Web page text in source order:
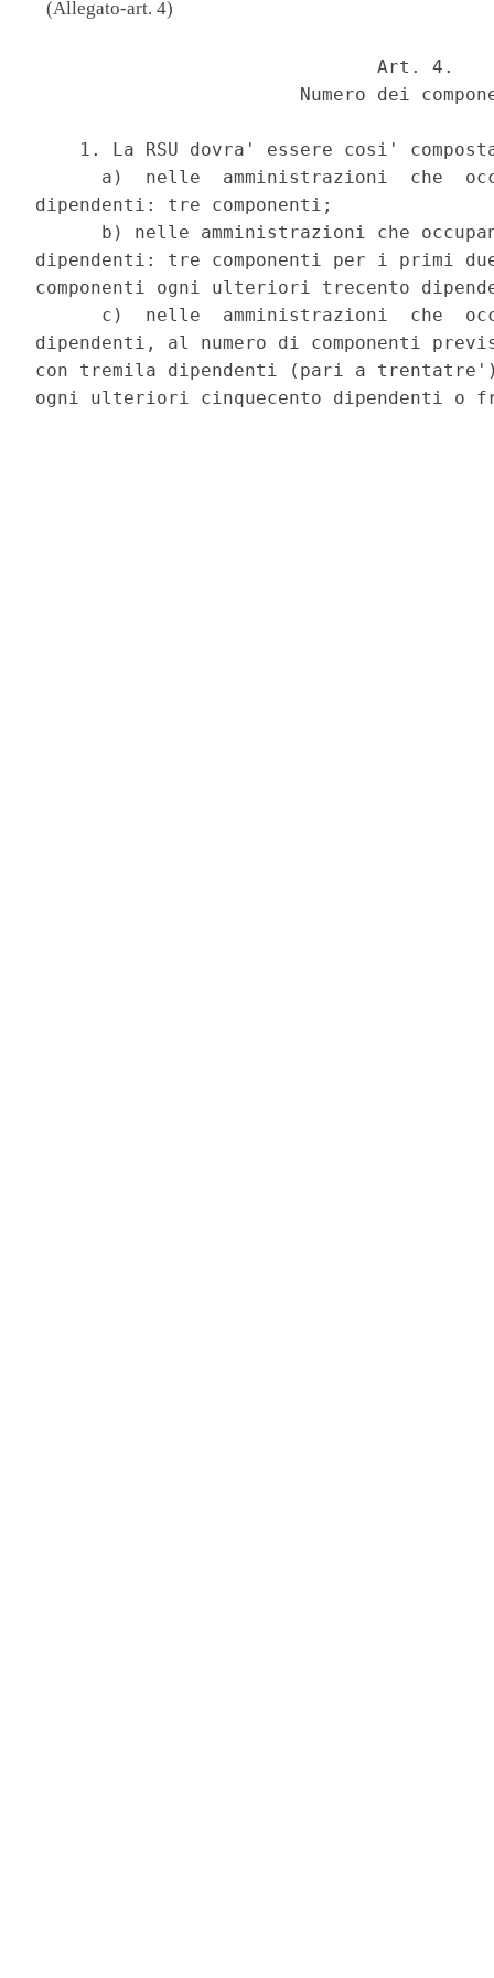
(Allegato-art. 4)
                               Art. 4.
Numero dei
1. La RSU dovra' essere cosi'
a)  nelle  amministrazioni  che
dipendenti: tre componenti;
b) nelle amministrazioni che
dipendenti: tre componenti per i primi
componenti ogni ulteriori trecento
c)  nelle  amministrazioni  che
dipendenti, al numero di componenti
con tremila dipendenti (pari a trentatre')
ogni ulteriori cinquecento dipendenti o